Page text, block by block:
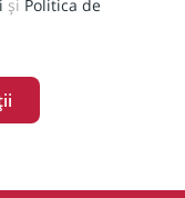
și Politica de